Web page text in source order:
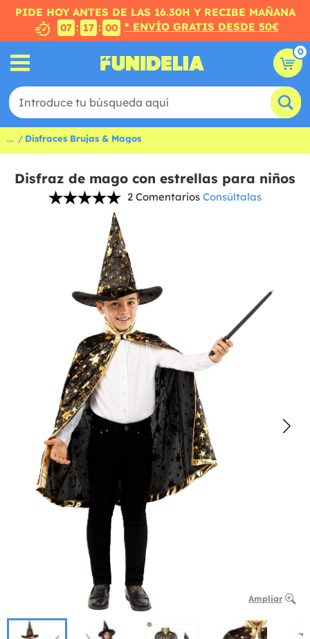
PIDE HOY ANTES DE LAS 16.30H Y RECIBE MAÑANA
07 : 16 : 59 * ENVÍO GRATIS DESDE 50€
0
... Disfraces Brujas & Magos
Disfraz de mago con estrellas para niños
2 Comentarios Consúltalas
Ampliar